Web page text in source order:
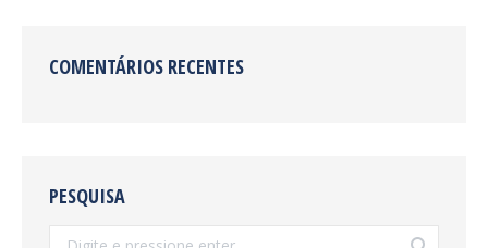
COMENTÁRIOS RECENTES
PESQUISA
Search: